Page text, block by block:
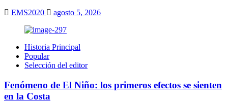
EMS2020 agosto 5, 2026
Historia Principal
Popular
Selección del editor
Fenómeno de El Niño: los primeros efectos se sienten
en la Costa